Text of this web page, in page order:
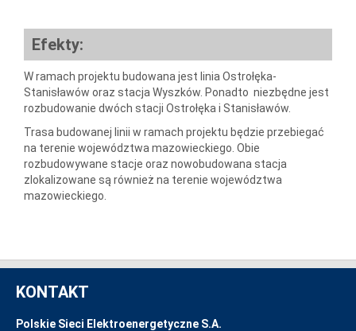
Efekty:
W ramach projektu budowana jest linia Ostrołęka-
Stanisławów oraz stacja Wyszków. Ponadto niezbędne jest
rozbudowanie dwóch stacji Ostrołęka i Stanisławów.
Trasa budowanej linii w ramach projektu będzie przebiegać
na terenie województwa mazowieckiego. Obie
rozbudowywane stacje oraz nowobudowana stacja
zlokalizowane są również na terenie województwa
mazowieckiego.
KONTAKT
Polskie Sieci Elektroenergetyczne S.A.